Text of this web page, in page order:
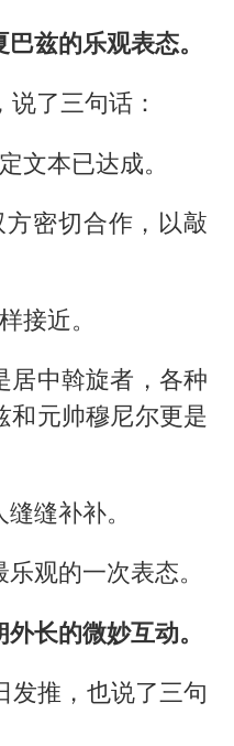
兹的乐观表态。
了三句话：
文本已达成。
密切合作，以敲
接近。
居中斡旋者，各种
和元帅穆尼尔更是
缝补补。
观的一次表态。
长的微妙互动。
发推，也说了三句